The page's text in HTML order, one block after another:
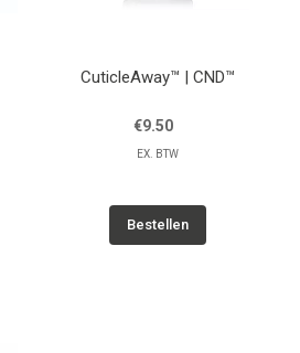
CuticleAway™ | CND™
€9.50
EX. BTW
Bestellen